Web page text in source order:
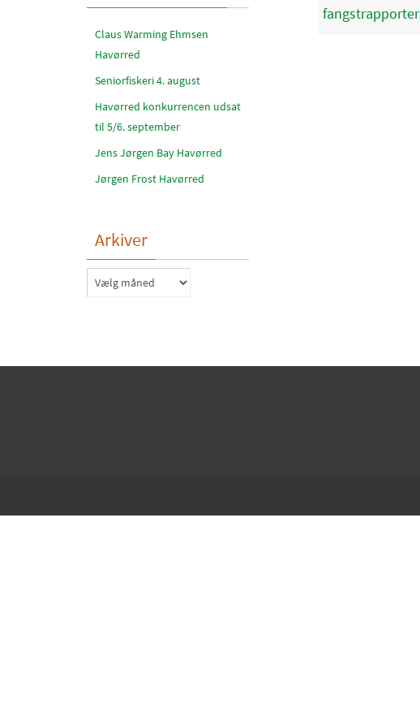
fangstrapporter
Claus Warming Ehmsen
Havørred
Seniorfiskeri 4. august
Havørred konkurrencen udsat
til 5/6. september
Jens Jørgen Bay Havørred
Jørgen Frost Havørred
Arkiver
Arkiver